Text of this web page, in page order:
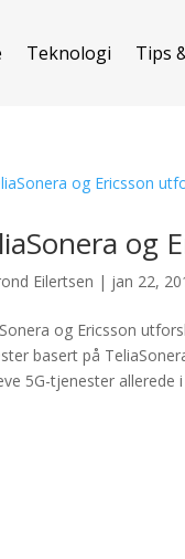
Teknologi Tips
og
Eilertsen | jan 22,
og Ericsson
basert på
5G-tjenester allerede i